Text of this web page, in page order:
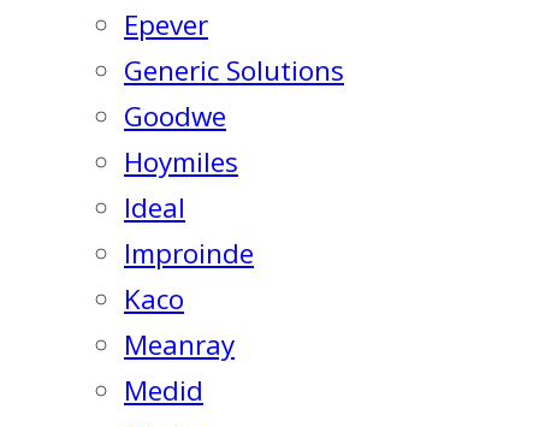
Epever
Generic Solutions
Goodwe
Hoymiles
Ideal
Improinde
Kaco
Meanray
Medid